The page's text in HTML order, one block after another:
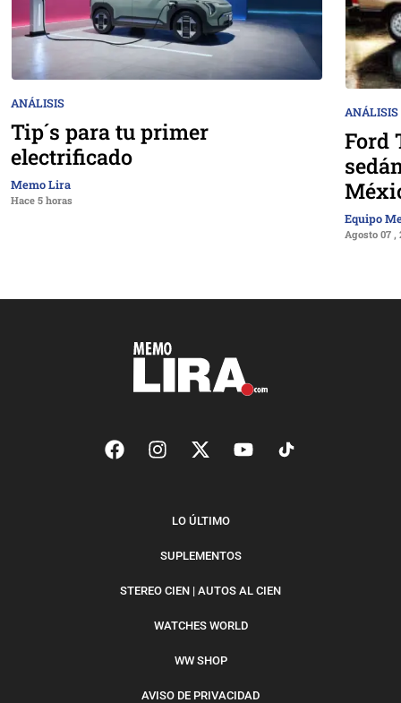
ANÁLISIS
Tip´s para tu primer
electrificado
Memo Lira
Hace 5 horas
ANÁLISIS
Ford
Equipo
Agosto 07 ,
LO ÚLTIMO
SUPLEMENTOS
STEREO CIEN | AUTOS AL CIEN
WATCHES WORLD
WW SHOP
AVISO DE PRIVACIDAD